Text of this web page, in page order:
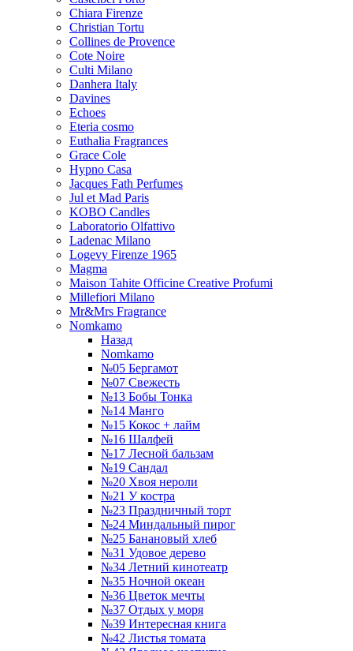
Chiara Firenze
Christian Tortu
Collines de Provence
Cote Noire
Culti Milano
Danhera Italy
Davines
Echoes
Eteria cosmo
Euthalia Fragrances
Grace Cole
Hypno Casa
Jacques Fath Perfumes
Jul et Mad Paris
KOBO Candles
Laboratorio Olfattivo
Ladenac Milano
Logevy Firenze 1965
Magma
Maison Tahite Officine Creative Profumi
Millefiori Milano
Mr&Mrs Fragrance
Nomkamo
Назад
Nomkamo
№05 Бергамот
№07 Свежесть
№13 Бобы Тонка
№14 Манго
№15 Кокос + лайм
№16 Шалфей
№17 Лесной бальзам
№19 Сандал
№20 Хвоя нероли
№21 У костра
№23 Праздничный торт
№24 Миндальный пирог
№25 Банановый хлеб
№31 Удовое дерево
№34 Летний кинотеатр
№35 Ночной океан
№36 Цветок мечты
№37 Отдых у моря
№39 Интересная книга
№42 Листья томата